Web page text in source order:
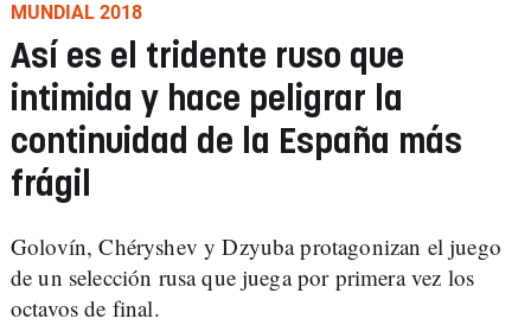
MUNDIAL 2018
Así es el tridente ruso que
intimida y hace peligrar la
continuidad de la España más
frágil
Golovín, Chéryshev y Dzyuba protagonizan el juego
de un selección rusa que juega por primera vez los
octavos de final.